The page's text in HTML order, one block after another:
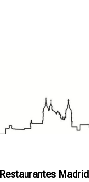
Restaurantes Madrid